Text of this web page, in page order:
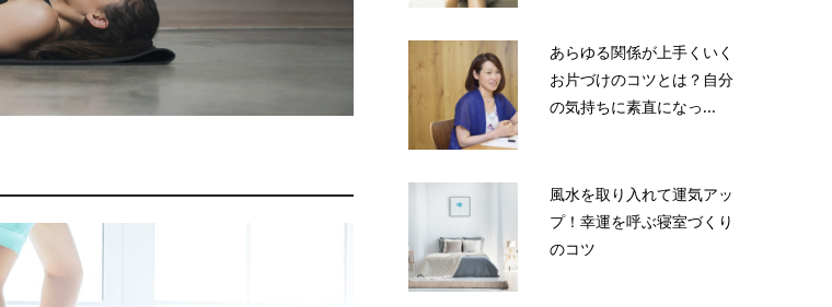
あらゆる関係が上手くいく
お片づけのコツとは？自分
の気持ちに素直になっ...
風水を取り入れて運気アッ
プ！幸運を呼ぶ寝室づくり
のコツ